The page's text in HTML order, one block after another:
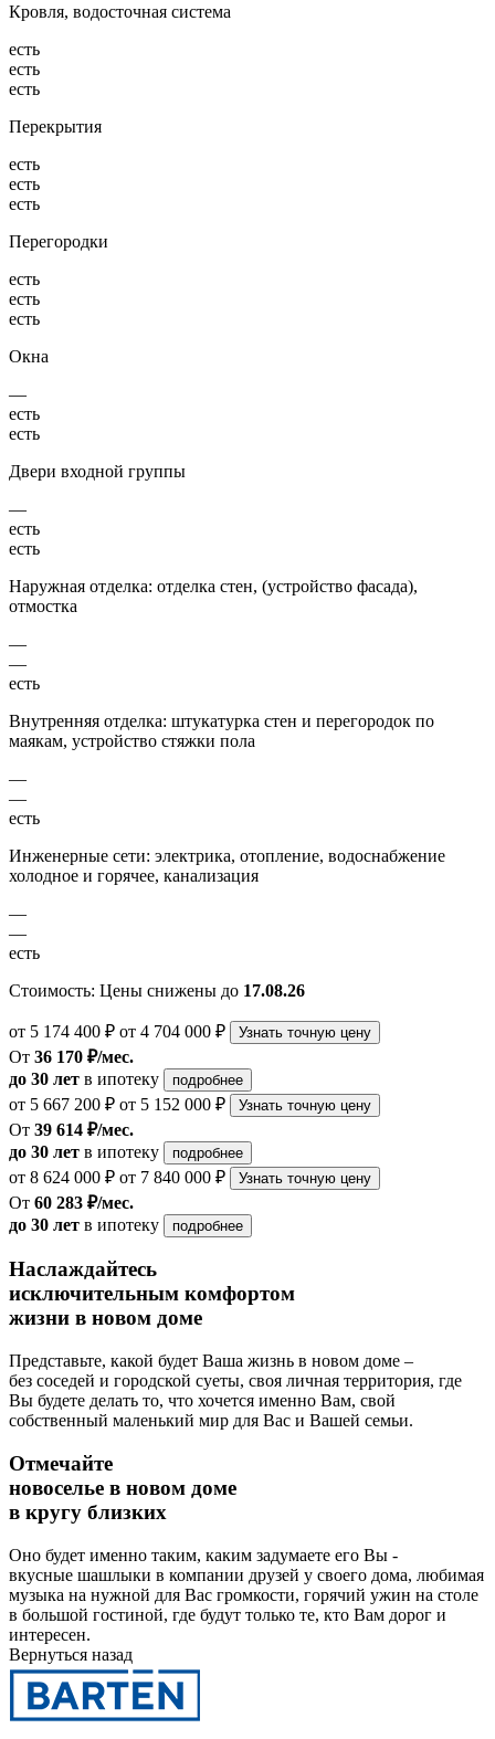
Кровля, водосточная система
есть
есть
есть
Перекрытия
есть
есть
есть
Перегородки
есть
есть
есть
Окна
—
есть
есть
Двери входной группы
—
есть
есть
Наружная отделка: отделка стен, (устройство фасада),
отмостка
—
—
есть
Внутренняя отделка: штукатурка стен и перегородок по
маякам, устройство стяжки пола
—
—
есть
Инженерные сети: электрика, отопление, водоснабжение
холодное и горячее, канализация
—
—
есть
Стоимость: Цены снижены до 17.08.26
от 5 174 400 ₽ от 4 704 000 ₽ Узнать точную цену
От 36 170 ₽/мес.
до 30 лет в ипотеку подробнее
от 5 667 200 ₽ от 5 152 000 ₽ Узнать точную цену
От 39 614 ₽/мес.
до 30 лет в ипотеку подробнее
от 8 624 000 ₽ от 7 840 000 ₽ Узнать точную цену
От 60 283 ₽/мес.
до 30 лет в ипотеку подробнее
Наслаждайтесь
исключительным комфортом
жизни в новом доме
Представьте, какой будет Ваша жизнь в новом доме –
без соседей и городской суеты, своя личная территория, где
Вы будете делать то, что хочется именно Вам, свой
собственный маленький мир для Вас и Вашей семьи.
Отмечайте
новоселье в новом доме
в кругу близких
Оно будет именно таким, каким задумаете его Вы -
вкусные шашлыки в компании друзей у своего дома, любимая
музыка на нужной для Вас громкости, горячий ужин на столе
в большой гостиной, где будут только те, кто Вам дорог и
интересен.
Вернуться назад